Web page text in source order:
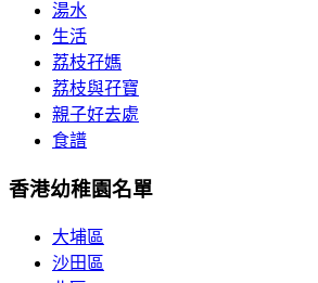
湯水
生活
荔枝孖媽
荔枝與孖寶
親子好去處
食譜
香港幼稚園名單
大埔區
沙田區